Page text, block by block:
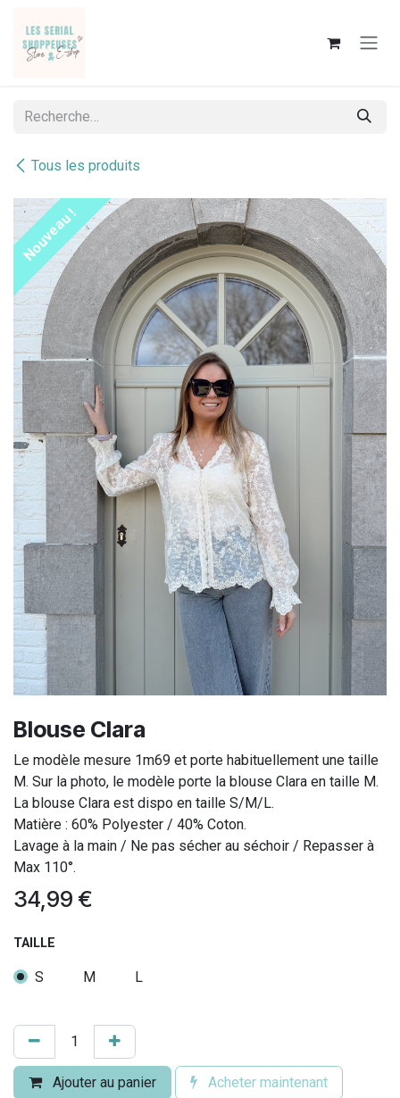
Tous les produits
Nouveau !
Blouse Clara
Le modèle mesure 1m69 et porte habituellement une taille
M. Sur la photo, le modèle porte la blouse Clara en taille M.
La blouse Clara est dispo en taille S/M/L.
Matière : 60% Polyester / 40% Coton.
Lavage à la main / Ne pas sécher au séchoir / Repasser à
Max 110°.
34,99 €
TAILLE
S M L
Ajouter au panier Acheter maintenant